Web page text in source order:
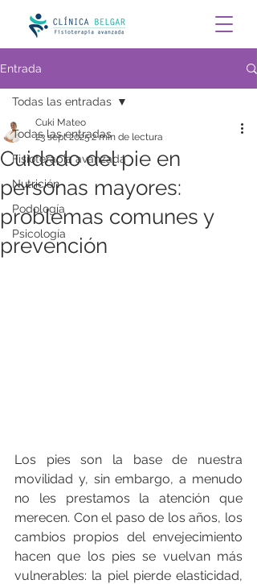
Entrada
Todas las entradas
Fisioterapia avanzada
Nutrición
Podología
Psicología
Todas las entradas
Cuidado del pie en
personas mayores:
problemas comunes y
prevención
Cuki Mateo
23 sept 20252 min de lectura
Los pies son la base de nuestra
movilidad y, sin embargo, a menudo
no les prestamos la atención que
merecen. Con el paso de los años, los
cambios propios del envejecimiento
hacen que los pies se vuelvan más
vulnerables: la piel pierde elasticidad,